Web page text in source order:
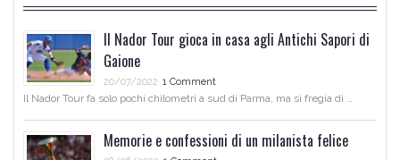
Il Nador Tour gioca in casa agli Antichi Sapori di
Gaione
20/07/2022 1 Comment
Il Nador Tour fa solo pochi chilometri a sud di Parma, ma si fregia di …
Memorie e confessioni di un milanista felice